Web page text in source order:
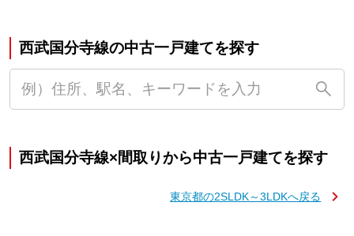
西武国分寺線の中古一戸建てを探す
西武国分寺線×間取りから中古一戸建てを探す
東京都の2SLDK～3LDKへ戻る